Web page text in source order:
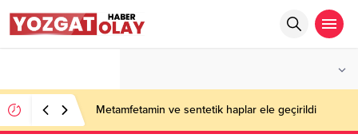
Metamfetamin ve sentetik haplar ele geçirildi